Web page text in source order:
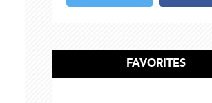
FAVORITES